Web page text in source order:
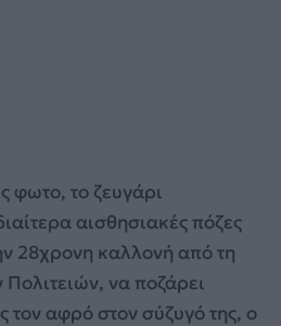
φωτο, το ζευγάρι
αισθησιακές πόζες
28χρονη καλλονή από τη
να ποζάρει
τον αφρό στον σύζυγό της, ο